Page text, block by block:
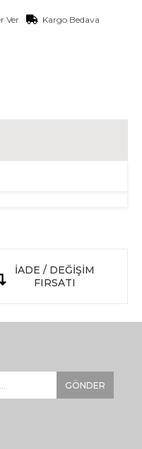
Ver Kargo Bedava
İADE / DEĞİŞİM
FIRSATI
GÖNDER